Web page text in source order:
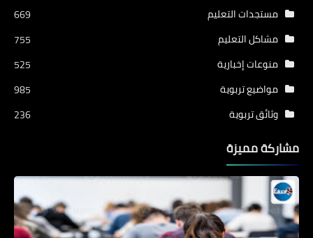
مستجدات التعليم
669
مشاكل التعليم
755
منوعات إخبارية
525
مواضيع تربوية
985
وثائق تربوية
236
مشاركة مميزة